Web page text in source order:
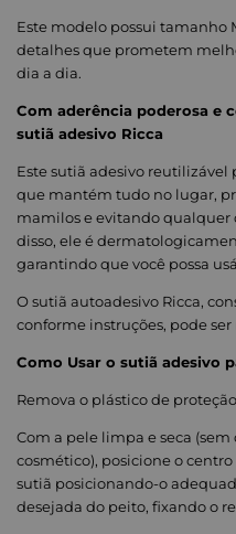
Este modelo possui tamanho
detalhes que prometem
dia a dia.
Com aderência poderosa e
sutiã adesivo Ricca
Este sutiã adesivo reutilizável
que mantém tudo no lugar,
mamilos e evitando qualquer
disso, ele é
garantindo que você possa
O sutiã autoadesivo Ricca,
conforme instruções, pode ser
Como Usar o sutiã adesivo
Remova o plástico de
Com a pele limpa e seca
cosmético), posicione o
sutiã posicionando-o
desejada do peito, fixando o